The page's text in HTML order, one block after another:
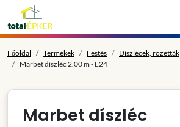
Főoldal Termékek Festés
Díszlécek, rozetták
Marbet díszléc 2.00 m - E24
Marbet díszléc